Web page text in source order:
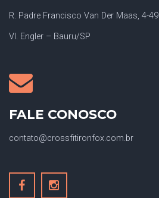
R. Padre Francisco Van Der Maas, 4-49
Vl. Engler – Bauru/SP
FALE CONOSCO
contato@crossfitironfox.com.br